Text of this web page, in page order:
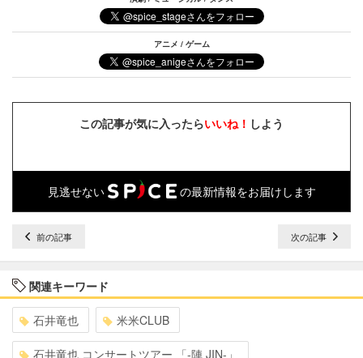
アニメ / ゲーム
この記事が気に入ったらいいね！ しよう
見逃せない の最新情報をお届けします
前の記事 次の記事
関連キーワード
石井竜也 米米CLUB
石井竜也 コンサートツアー 「-陣 JIN-」